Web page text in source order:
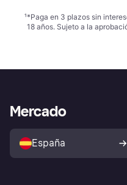
¹*Paga en 3 plazos sin
18 años. Sujeto a la
Mercado
España